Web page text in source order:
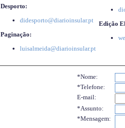
Desporto:
didesporto@diarioinsular.pt
Paginação:
luisalmeida@diarioinsular.pt
Edição
*Nome:
*Telefone:
E-mail:
*Assunto:
*Mensagem: